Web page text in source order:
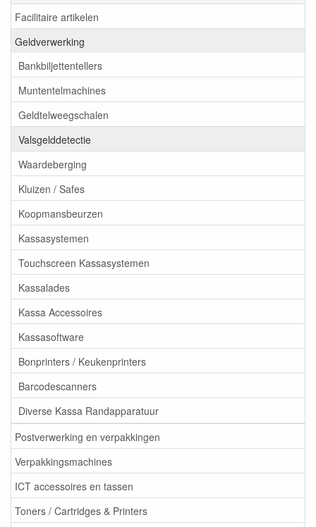
Facilitaire artikelen
Geldverwerking
Bankbiljettentellers
Muntentelmachines
Geldtelweegschalen
Valsgelddetectie
Waardeberging
Kluizen / Safes
Koopmansbeurzen
Kassasystemen
Touchscreen Kassasystemen
Kassalades
Kassa Accessoires
Kassasoftware
Bonprinters / Keukenprinters
Barcodescanners
Diverse Kassa Randapparatuur
Postverwerking en verpakkingen
Verpakkingsmachines
ICT accessoires en tassen
Toners / Cartridges & Printers